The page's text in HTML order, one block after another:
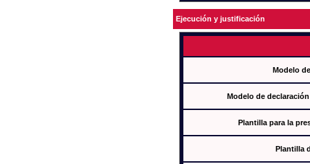
Ejecución y justificación
Modelo
Modelo de
Plantilla para la
Plantilla